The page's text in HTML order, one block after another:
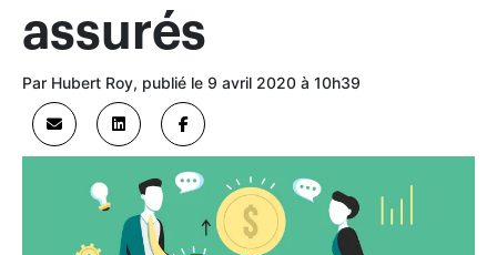
assurés
Par Hubert Roy, publié le 9 avril 2020 à 10h39